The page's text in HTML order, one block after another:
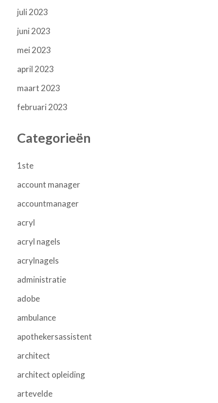
juli 2023
juni 2023
mei 2023
april 2023
maart 2023
februari 2023
Categorieën
1ste
account manager
accountmanager
acryl
acryl nagels
acrylnagels
administratie
adobe
ambulance
apothekersassistent
architect
architect opleiding
artevelde